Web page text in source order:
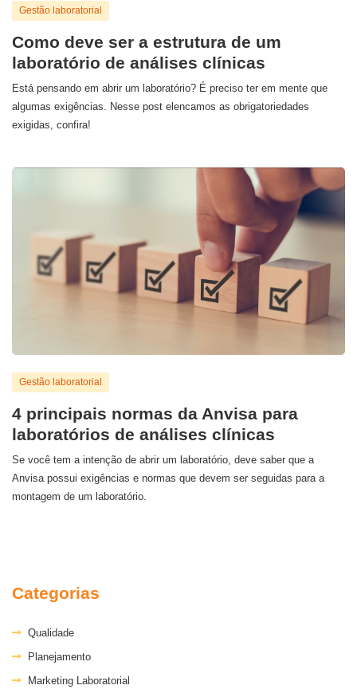
Gestão laboratorial
Como deve ser a estrutura de um
laboratório de análises clínicas
Está pensando em abrir um laboratório? É preciso ter em mente que
algumas exigências. Nesse post elencamos as obrigatoriedades
exigidas, confira!
Gestão laboratorial
4 principais normas da Anvisa para
laboratórios de análises clínicas
Se você tem a intenção de abrir um laboratório, deve saber que a
Anvisa possui exigências e normas que devem ser seguidas para a
montagem de um laboratório.
Categorias
Qualidade
Planejamento
Marketing Laboratorial